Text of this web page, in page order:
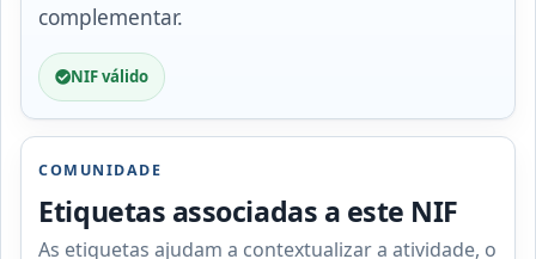
complementar.
NIF válido
COMUNIDADE
Etiquetas associadas a este NIF
As etiquetas ajudam a contextualizar a atividade, o